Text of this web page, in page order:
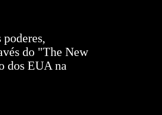
do "The New
dos EUA na